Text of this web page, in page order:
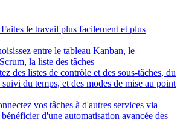
Faites le travail plus facilement et plus
entre le tableau Kanban, le
la liste des tâches
des listes de contrôle et des sous-tâches, du
suivi du temps, et des modes de mise au point
vos tâches à d'autres services via
d'une automatisation avancée des